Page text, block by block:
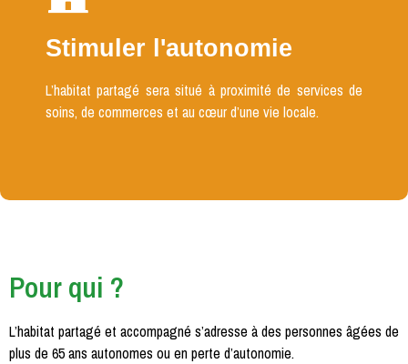
Stimuler l'autonomie
L’habitat partagé sera situé à proximité de services de
soins, de commerces et au cœur d’une vie locale.
Pour qui ?
L’habitat partagé et accompagné s’adresse à des personnes âgées de
plus de 65 ans autonomes ou en perte d’autonomie.